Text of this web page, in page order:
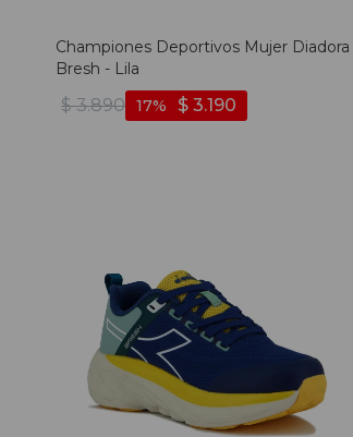
Championes Deportivos Mujer Diadora
Bresh - Lila
$ 3.890 $ 3.190
17